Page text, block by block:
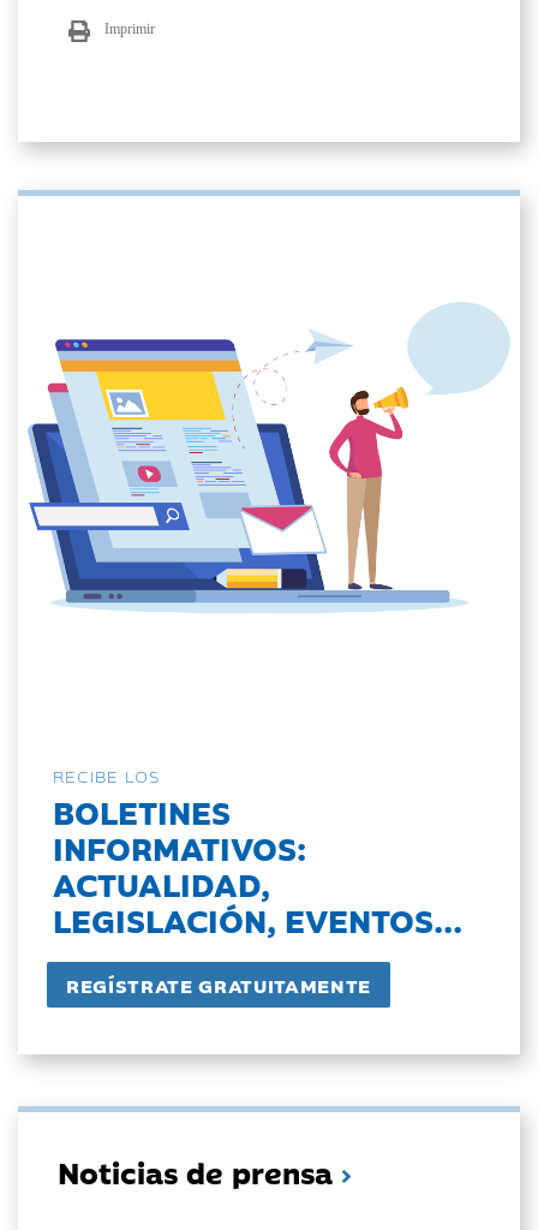
Imprimir
RECIBE LOS
BOLETINES
INFORMATIVOS:
ACTUALIDAD,
LEGISLACIÓN, EVENTOS...
Noticias de prensa